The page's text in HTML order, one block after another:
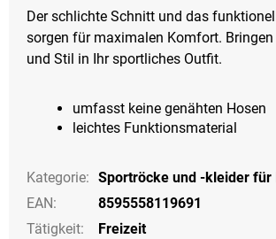
Der schlichte Schnitt und das
sorgen für maximalen Komfort. Bringen
und Stil in Ihr sportliches Outfit.
umfasst keine genähten Hosen
leichtes Funktionsmaterial
Kategorie: Sportröcke und -kleider für
EAN:
8595558119691
Tätigkeit:
Freizeit